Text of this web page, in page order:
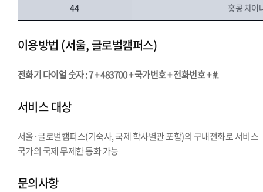
44 홍콩 차이
이용방법 (서울, 글로벌캠퍼스)
전화기 다이얼 숫자 : 7 + 483700 + 국가번호 + 전화번호 + #.
서비스 대상
서울·글로벌캠퍼스(기숙사, 국제 학사별관 포함)의 구내전화로 서비스
국가의 국제 무제한 통화 가능
문의사항